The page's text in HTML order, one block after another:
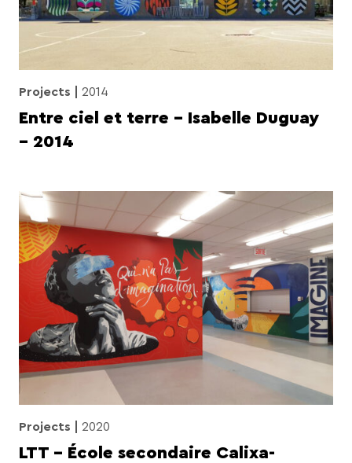
Projects 2014
Entre ciel et terre – Isabelle Duguay
– 2014
Projects 2020
LTT – École secondaire Calixa-